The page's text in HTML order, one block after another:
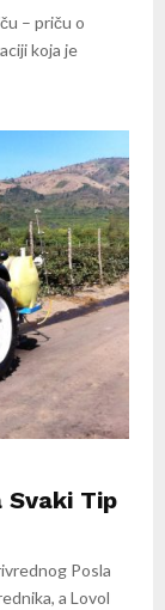
– priču o
koja je
Svaki Tip
Posla
a Lovol